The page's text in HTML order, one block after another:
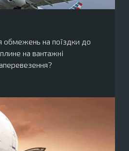
обмежень на поїздки до
на вантажні